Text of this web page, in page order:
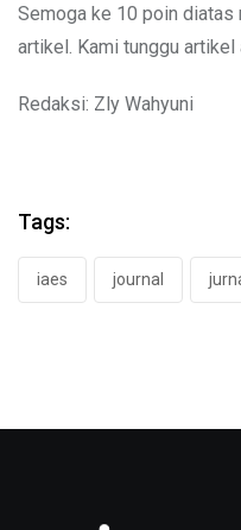
Semoga ke 10 poin diatas
artikel. Kami tunggu artikel
Redaksi: Zly Wahyuni
Tags:
iaes journal